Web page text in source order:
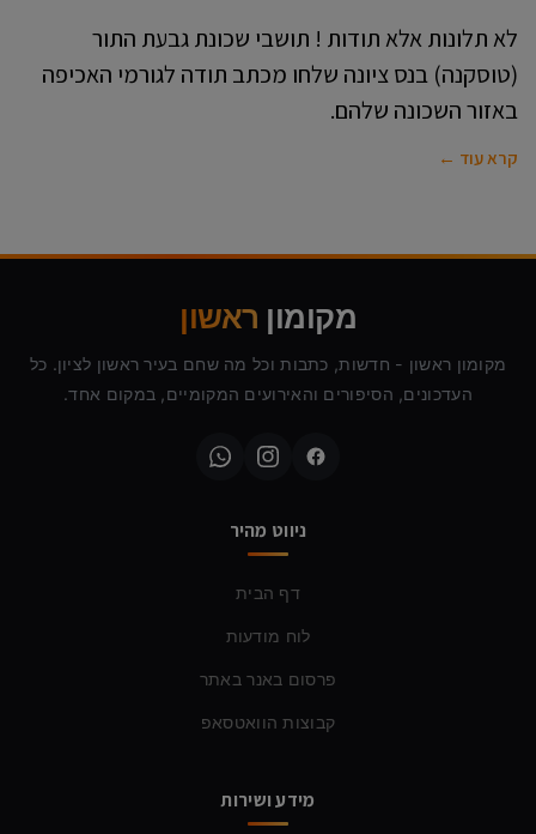
לא תלונות אלא תודות ! תושבי שכונת גבעת התור
(טוסקנה) בנס ציונה שלחו מכתב תודה לגורמי האכיפה
באזור השכונה שלהם.
קרא עוד ←
מקומון ראשון
מקומון ראשון - חדשות, כתבות וכל מה שחם בעיר ראשון לציון. כל
העדכונים, הסיפורים והאירועים המקומיים, במקום אחד.
ניווט מהיר
דף הבית
לוח מודעות
פרסום באנר באתר
קבוצות הוואטסאפ
מידע ושירות